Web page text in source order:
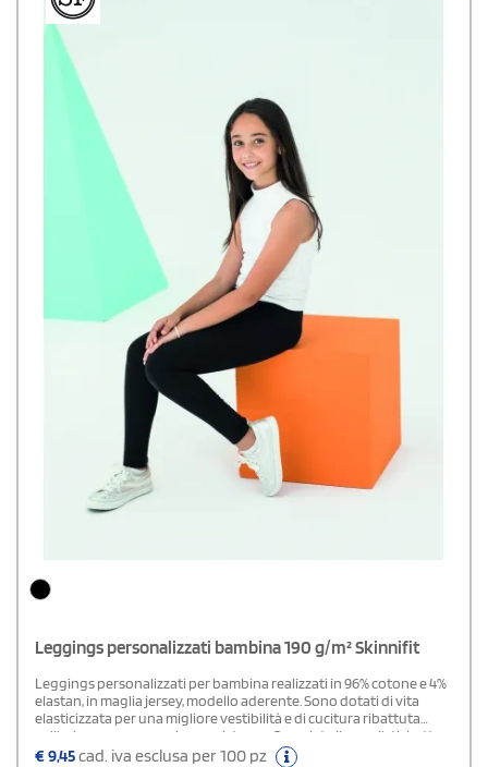
Leggings personalizzati bambina 190 g/m² Skinnifit
Leggings personalizzati per bambina realizzati in 96% cotone e 4%
elastan, in maglia jersey, modello aderente. Sono dotati di vita
elasticizzata per una migliore vestibilità e di cucitura ribattuta
sull’orlo per una maggiore resistenza. Completa il capo l’etichetta
SF (Skinnifit) staccabile.
€9,45cad. iva esclusa per 100 pz